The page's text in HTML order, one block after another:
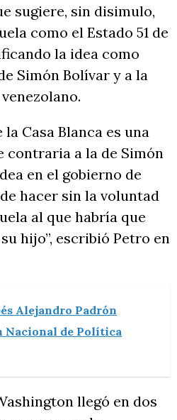
sugiere, sin disimulo,
como el Estado 51 de
la idea como
Simón Bolívar y a la
Casa Blanca es una
contraria a la de Simón
en el gobierno de
hacer sin la voluntad
al que habría que
hijo”, escribió Petro en
Alejandro Padrón
Nacional de Política
llegó en dos